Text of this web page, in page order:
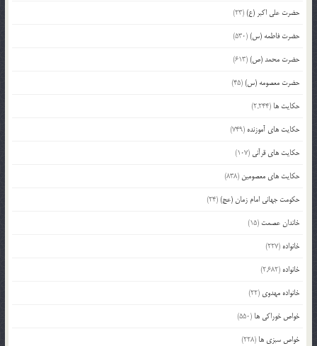
حضرت علی اکبر (ع)(23)
حضرت فاطمه (س)(530)
حضرت محمد (ص)(613)
حضرت معصومه (س)(45)
حکایت ها (2,244)
حکایت های آموزنده (749)
حکایت های قرآنی (107)
حکایت های معصومین (838)
حکومت جهانی امام زمان (عج)(24)
خاندان عصمت (15)
خانواده (227)
خانواده (2,682)
خانواده مهدوی (22)
خواص خوراکی ها (550)
خواص سبزی ها (228)